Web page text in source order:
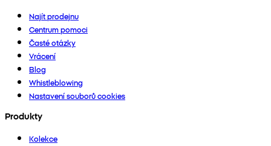
Najít prodejnu
Centrum pomoci
Časté otázky
Vrácení
Blog
Whistleblowing
Nastavení souborů cookies
Produkty
Kolekce